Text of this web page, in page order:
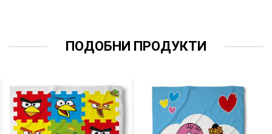
ПОДОБНИ ПРОДУКТИ